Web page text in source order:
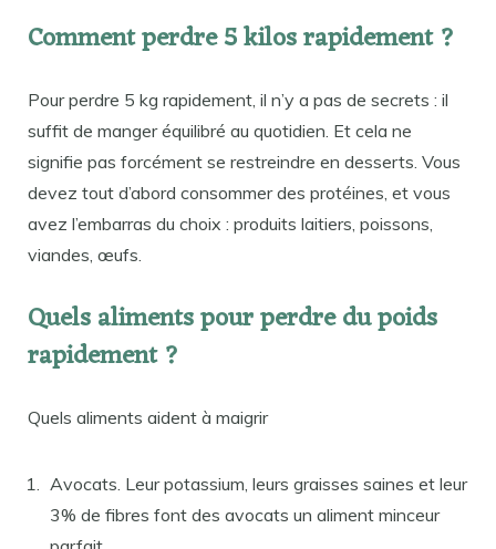
Comment perdre 5 kilos rapidement ?
Pour perdre 5 kg rapidement, il n’y a pas de secrets : il
suffit de manger équilibré au quotidien. Et cela ne
signifie pas forcément se restreindre en desserts. Vous
devez tout d’abord consommer des protéines, et vous
avez l’embarras du choix : produits laitiers, poissons,
viandes, œufs.
Quels aliments pour perdre du poids
rapidement ?
Quels aliments aident à maigrir
Avocats. Leur potassium, leurs graisses saines et leur
3% de fibres font des avocats un aliment minceur